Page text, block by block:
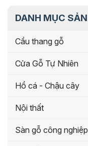
DANH MỤC
Cầu thang gỗ
Cửa Gỗ Tự Nhiên
Hồ cá - Chậu cây
Nội thất
Sàn gỗ công nghiệp